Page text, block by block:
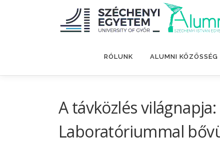
RÓLUNK ALUMNI KÖZÖSSÉG
A távközlés
Laboratóriummal